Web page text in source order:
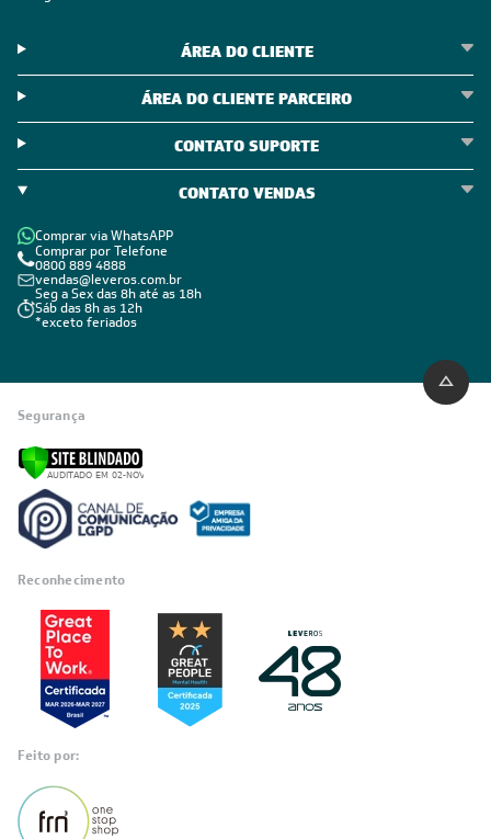
ÁREA DO CLIENTE
ÁREA DO CLIENTE PARCEIRO
CONTATO SUPORTE
CONTATO VENDAS
Comprar via WhatsAPP
Comprar por Telefone
0800 889 4888
vendas@leveros.com.br
Seg a Sex das 8h até as 18h
Sáb das 8h as 12h
*exceto feriados
Segurança
Reconhecimento
Feito por: